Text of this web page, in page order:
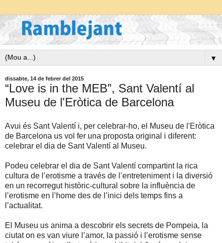
▼
dissabte, 14 de febrer del 2015
“Love is in the MEB”, Sant Valentí al
Museu de l'Eròtica de Barcelona
Avui és Sant Valentí i, per celebrar-ho, el Museu de l'Eròtica
de Barcelona us vol fer una proposta original i diferent:
celebrar el dia de Sant Valentí al Museu.
Podeu celebrar el dia de Sant Valentí compartint la rica
cultura de l’erotisme a través de l’entreteniment i la diversió
en un recorregut històric-cultural sobre la influència de
l’erotisme en l’home des de l’inici dels temps fins a
l’actualitat.
El Museu us anima a descobrir els secrets de Pompeia, la
ciutat on es van viure l’amor, la passió i l’erotisme sense